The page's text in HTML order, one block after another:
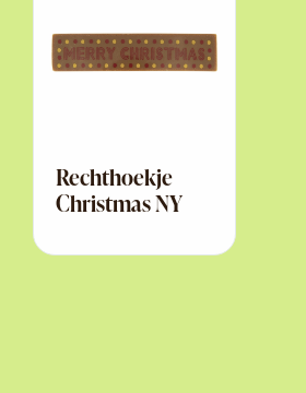
Rechthoekje
Christmas NY